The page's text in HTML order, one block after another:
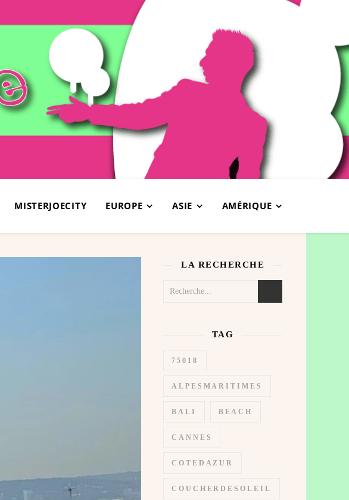
MISTERJOECITY EUROPE ASIE AMÉRIQUE
LA RECHERCHE
TAG
75018
ALPESMARITIMES
BALI BEACH
CANNES
COTEDAZUR
COUCHERDESOLEIL